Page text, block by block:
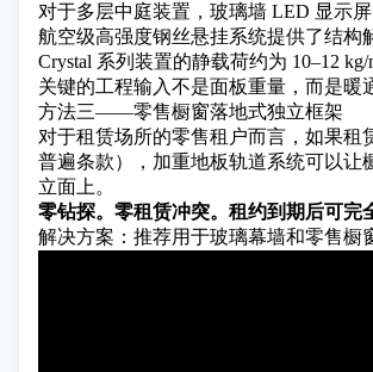
对于多层中庭装置，玻璃墙 LED 显
航空级高强度钢丝悬挂系统提供了结构
Crystal 系列装置的静载荷约为 10–12
关键的工程输入不是面板重量，而是
方法三——零售橱窗落地式独立框架
对于租赁场所的零售租户而言，如果
普遍条款），加重地板轨道系统可以
立面上。
零钻探。零租赁冲突。租约到期后可完
解决方案：推荐用于玻璃幕墙和零售橱